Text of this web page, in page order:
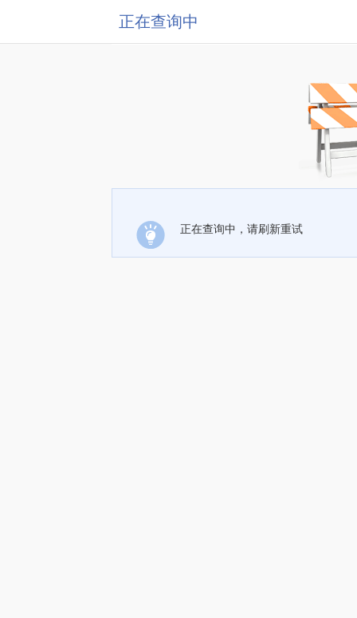
正在查询中
正在查询中，请刷新重试